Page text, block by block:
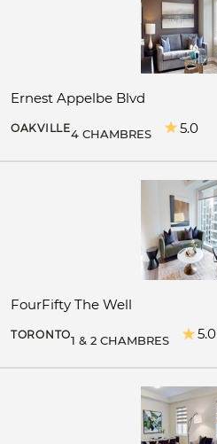
Ernest Appelbe Blvd
OAKVILLE4 CHAMBRES 5.0
FourFifty The Well
TORONTO1 & 2 CHAMBRES 5.0